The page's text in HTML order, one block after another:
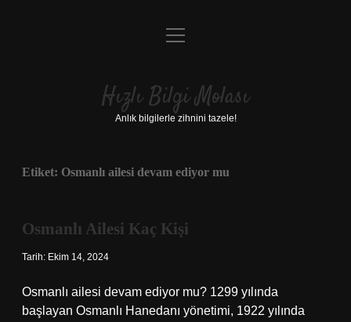
Anasayfa
Yasal Uyarı
menüyü
Hızlı Bilgi Molası
Anlık bilgilerle zihnini tazele!
Etiket: Osmanlı ailesi devam ediyor mu
Osmanlı Ailesi Kaç Kişi
Tarih: Ekim 14, 2024
Osmanlı ailesi devam ediyor mu? 1299 yılında
başlayan Osmanlı Hanedanı yönetimi, 1922 yılında